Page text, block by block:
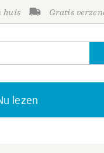
huis Gratis
lezen